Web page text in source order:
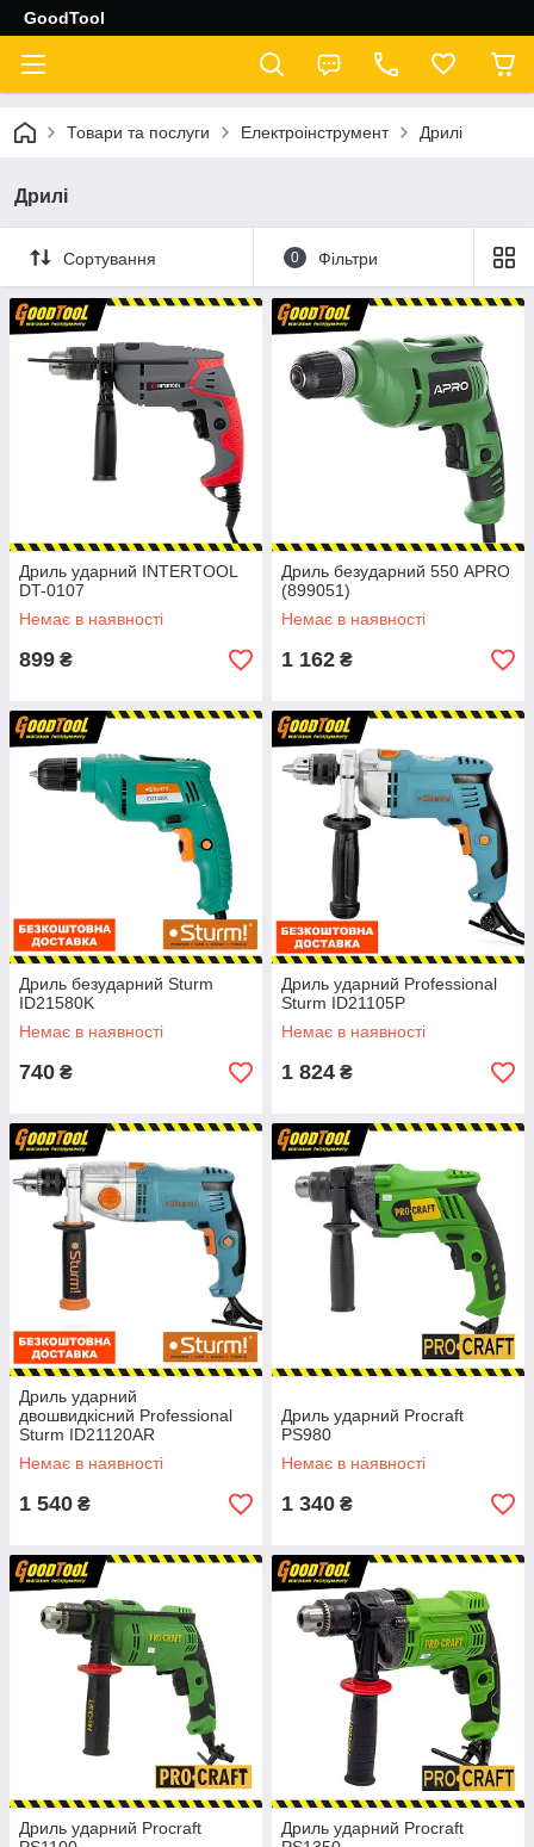
GoodTool
Товари та послуги Електроінструмент Дрилі
Дрилі
Сортування 0 Фільтри
Дриль ударний INTERTOOL
DT-0107
Немає в наявності
899 ₴
Дриль безударний 550 APRO
(899051)
Немає в наявності
1 162 ₴
Дриль безударний Sturm
ID21580K
Немає в наявності
740 ₴
Дриль ударний Professional
Sturm ID21105P
Немає в наявності
1 824 ₴
Дриль ударний
двошвидкісний Professional
Sturm ID21120AR
Немає в наявності
1 540 ₴
Дриль ударний Procraft
PS980
Немає в наявності
1 340 ₴
Дриль ударний Procraft
Дриль ударний Procraft